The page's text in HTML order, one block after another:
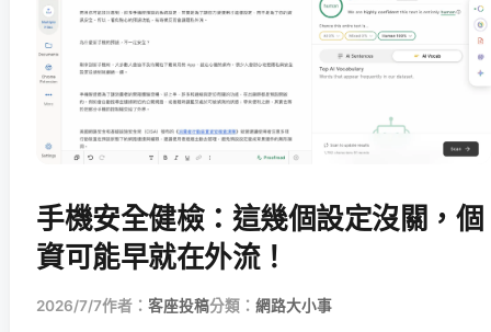
手機安全健檢：這幾個設定沒關，個
資可能早就在外流！
2026/7/7作者： 客座投稿分類： 網路大小事